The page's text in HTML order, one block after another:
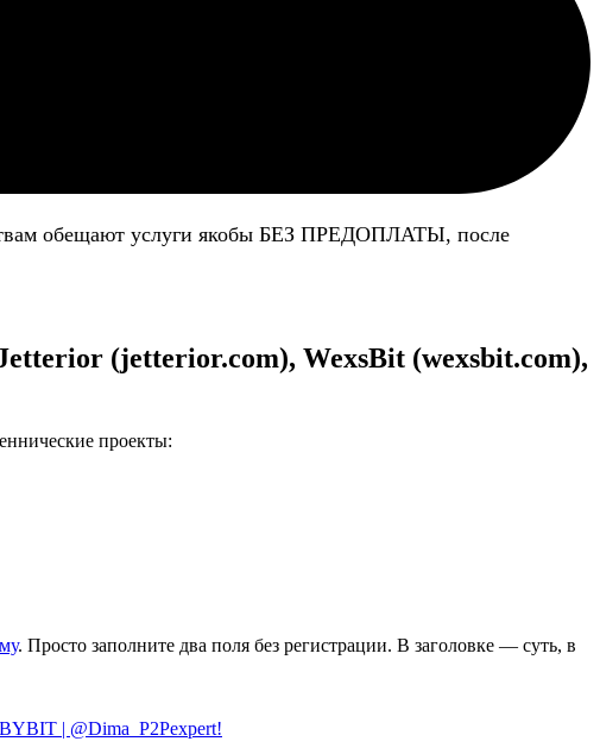
обещают услуги якобы БЕЗ ПРЕДОПЛАТЫ, после
(jetterior.com), WexsBit (wexsbit.com),
проекты:
. Просто заполните два поля без регистрации. В заголовке — суть, в
| @Dima_P2Pexpert!